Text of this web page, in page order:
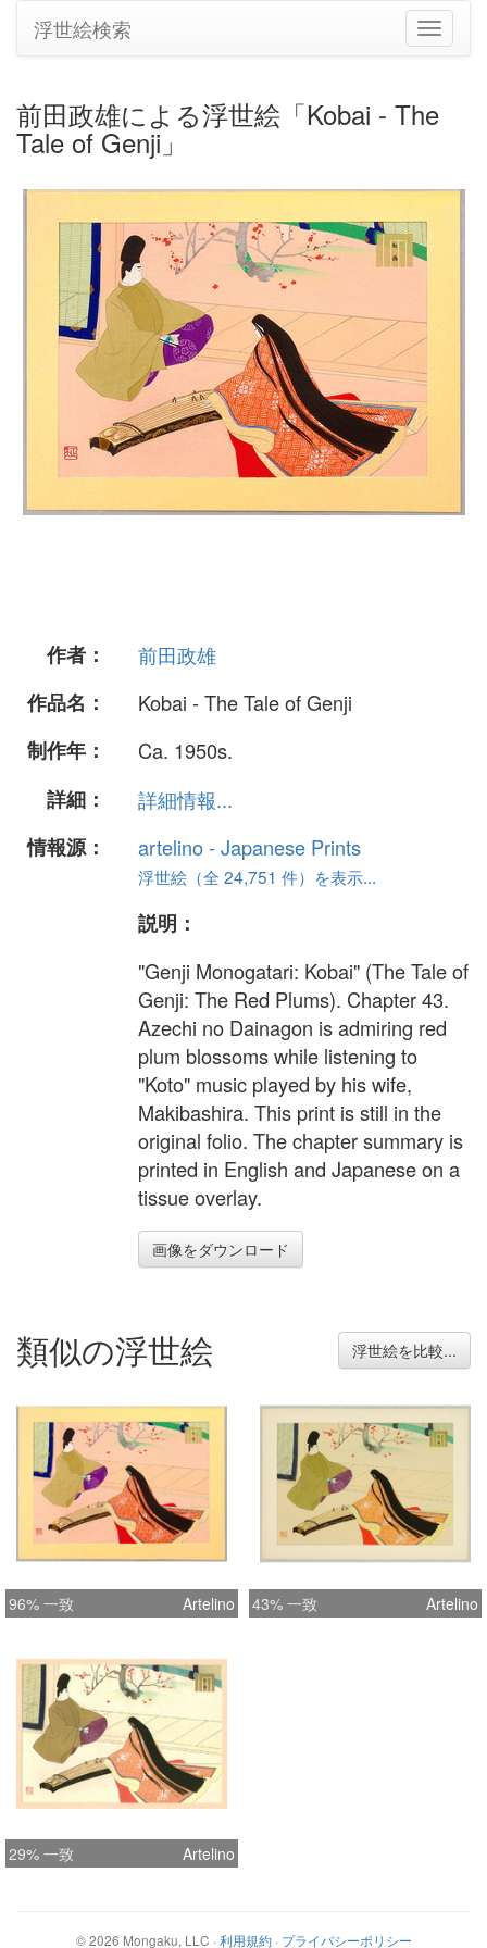
ナ
ビ
シ
浮世絵検索
前田政雄による浮世絵「Kobai - The
Tale of Genji」
作者：
前田政雄
作品名：
Kobai - The Tale of Genji
制作年：
Ca. 1950s.
詳細：
詳細情報...
情報源：
artelino - Japanese Prints
浮世絵（全 24,751 件）を表示...
説明：
"Genji Monogatari: Kobai" (The Tale of
Genji: The Red Plums). Chapter 43.
Azechi no Dainagon is admiring red
plum blossoms while listening to
"Koto" music played by his wife,
Makibashira. This print is still in the
original folio. The chapter summary is
printed in English and Japanese on a
tissue overlay.
画像をダウンロード
類似の浮世絵 浮世絵を比較...
96% 一致 Artelino 43% 一致 Artelino
29% 一致 Artelino
©2026 Mongaku, LLC · 利用規約 · プライバシーポリシー